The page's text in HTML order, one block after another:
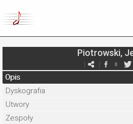
Piotrowski,
0
Opis
Dyskografia
Utwory
Zespoły